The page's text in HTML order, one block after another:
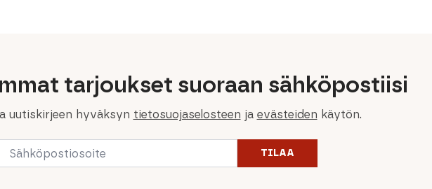
tarjoukset suoraan sähköpostiisi
uutiskirjeen hyväksyn tietosuojaselosteen ja evästeiden käytön.
TILAA